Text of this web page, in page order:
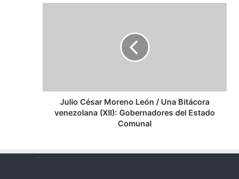
(XII):
Gobernadores
Julio César Moreno León / Una Bitácora
venezolana (XII): Gobernadores del Estado
Comunal